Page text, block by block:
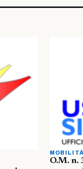
MOBILITÀ
O.M. n.